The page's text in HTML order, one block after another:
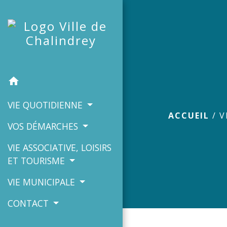
home
VIE QUOTIDIENNE
VOS DÉMARCHES
VIE ASSOCIATIVE, LOISIRS
ET TOURISME
VIE MUNICIPALE
CONTACT
ACCUEIL /